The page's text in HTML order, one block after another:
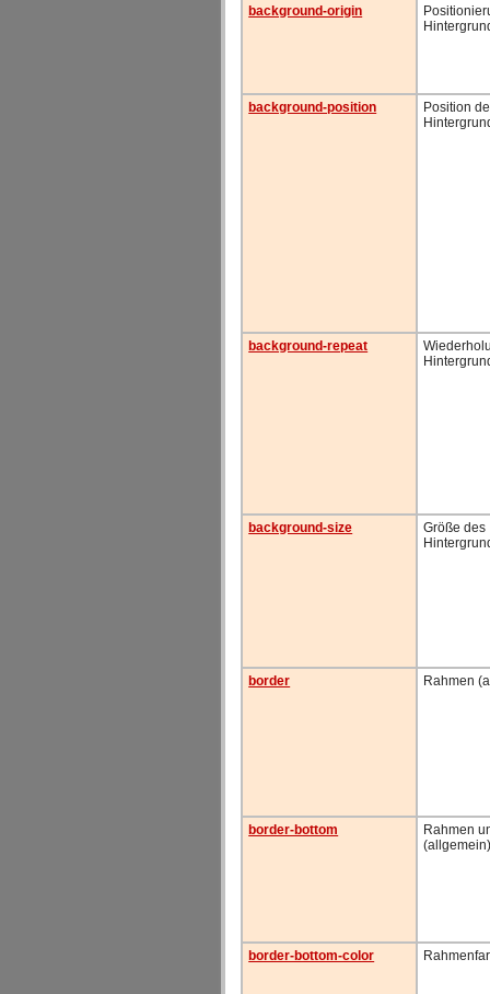
background-origin
background-position
Position
background-repeat
background-size
Größe des
border Rahmen
border-bottom
Rahmen
border-bottom-color